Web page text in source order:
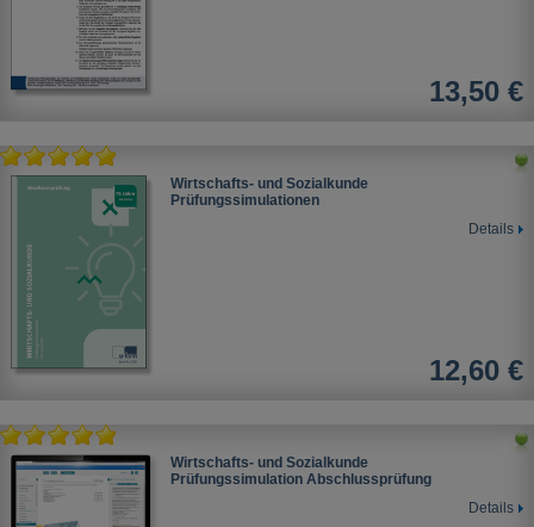
13,50 €
Wirtschafts- und Sozialkunde
Prüfungssimulationen
Details
12,60 €
Wirtschafts- und Sozialkunde
Prüfungssimulation Abschlussprüfung
Details